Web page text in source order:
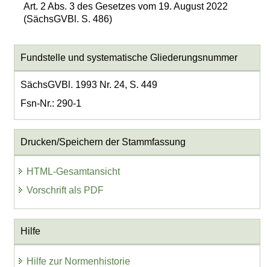
Art. 2 Abs. 3 des Gesetzes vom 19. August 2022
(SächsGVBl. S. 486)
Fundstelle und systematische Gliederungsnummer
SächsGVBl. 1993 Nr. 24, S. 449
Fsn-Nr.: 290-1
Drucken/Speichern der Stammfassung
HTML-Gesamtansicht
Vorschrift als PDF
Hilfe
Hilfe zur Normenhistorie